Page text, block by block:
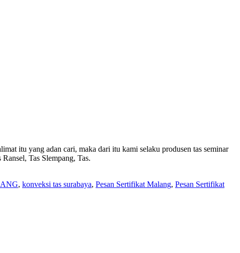
itu yang adan cari, maka dari itu kami selaku produsen tas seminar
Tas Slempang, Tas.
, konveksi tas surabaya, Pesan Sertifikat Malang, Pesan Sertifikat